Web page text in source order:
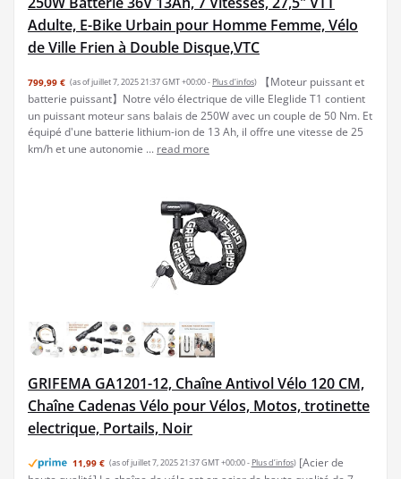
Adulte, E-Bike Urbain pour Homme Femme, Vélo
de Ville Frien à Double Disque,VTC
799,99 € (as of juillet 7, 2025 21:37 GMT +00:00 - Plus d’infos)
【Moteur puissant et
batterie puissant】Notre vélo électrique de ville Eleglide T1 contient
un puissant moteur sans balais de 250W avec un couple de 50 Nm. Et
équipé d'une batterie lithium-ion de 13 Ah, il offre une vitesse de 25
km/h et une autonomie ... read more
GRIFEMA GA1201-12, Chaîne Antivol Vélo 120 CM,
Chaîne Cadenas Vélo pour Vélos, Motos, trotinette
electrique, Portails, Noir
11,99 € (as of juillet 7, 2025 21:37 GMT +00:00 - Plus d’infos) [Acier de